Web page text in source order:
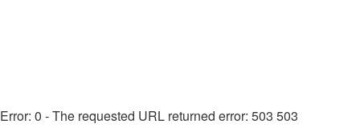
Error: 0 - The requested URL returned error: 503 503